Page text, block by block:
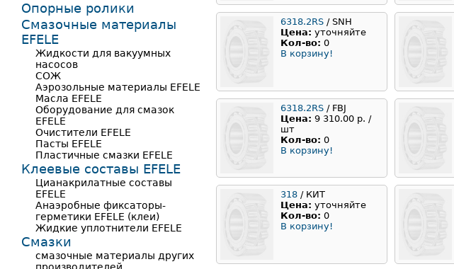
6318.2RS / SNH
Цена: уточняйте
Кол-во: 0
В корзину!
6318.2RS / FBJ
Цена: 9 310.00 р. /
шт
Кол-во: 0
В корзину!
318 / КИТ
Цена: уточняйте
Кол-во: 0
В корзину!
Опорные ролики
Смазочные материалы
EFELE
Жидкости для вакуумных
насосов
СОЖ
Аэрозольные материалы EFELE
Масла EFELE
Оборудование для смазок
EFELE
Очистители EFELE
Пасты EFELE
Пластичные смазки EFELE
Клеевые составы EFELE
Цианакрилатные составы
EFELE
Анаэробные фиксаторы-
герметики EFELE (клеи)
Жидкие уплотнители EFELE
Смазки
смазочные материалы других